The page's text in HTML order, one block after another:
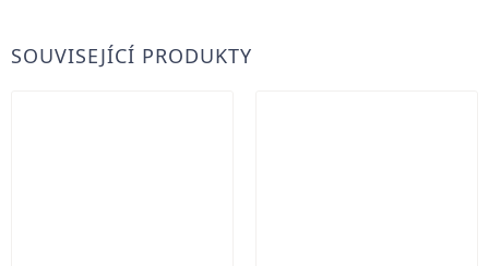
SOUVISEJÍCÍ PRODUKTY